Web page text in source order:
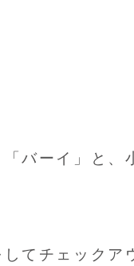
バーイ」と、
てチェックア